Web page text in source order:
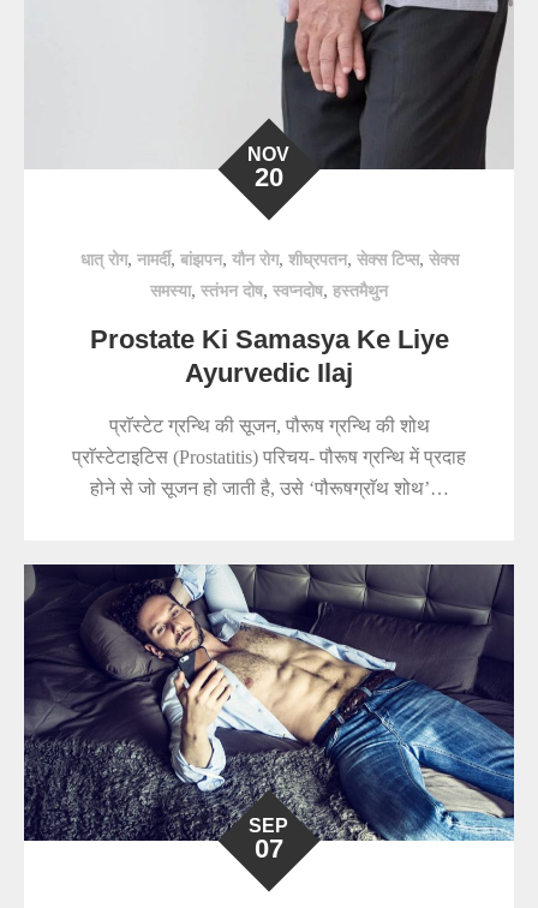
NOV
20
धात् रोग, नामर्दी, बांझपन, यौन रोग, शीघ्रपतन, सेक्स टिप्स, सेक्स
समस्या, स्तंभन दोष, स्वप्नदोष, हस्तमैथुन
Prostate Ki Samasya Ke Liye
Ayurvedic Ilaj
प्राॅस्टेट ग्रन्थि की सूजन, पौरूष ग्रन्थि की शोथ
प्राॅस्टेटाइटिस (Prostatitis) परिचय- पौरूष ग्रन्थि में प्रदाह
होने से जो सूजन हो जाती है, उसे ‘पौरूषग्राॅथ शोथ’…
SEP
07